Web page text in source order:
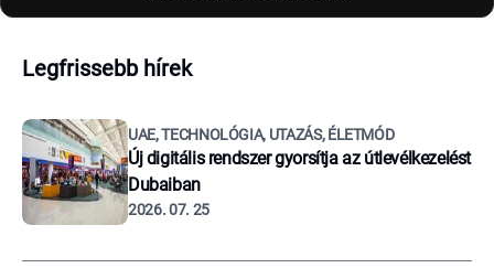
Legfrissebb hírek
UAE, TECHNOLÓGIA, UTAZÁS, ÉLETMÓD
Új digitális rendszer gyorsítja az útlevélkezelést
Dubaiban
2026. 07. 25